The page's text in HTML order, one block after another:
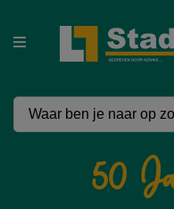
Voor
50